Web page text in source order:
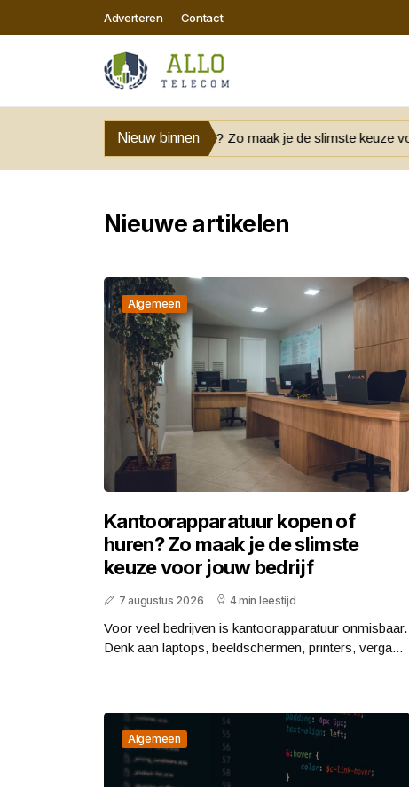
Adverteren Contact
Nieuw binnen
kopen of huren? Zo maak je de slimste keuze voor jouw bedrijf
Nieuwe artikelen
Algemeen
Kantoorapparatuur kopen of
huren? Zo maak je de slimste
keuze voor jouw bedrijf
7 augustus 2026 4 min leestijd
Voor veel bedrijven is kantoorapparatuur onmisbaar.
Denk aan laptops, beeldschermen, printers, verga...
Algemeen